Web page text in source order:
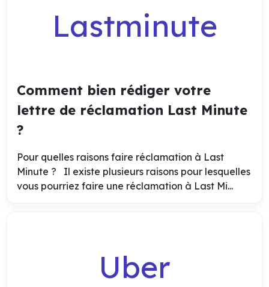
Lastminute
Comment bien rédiger votre
lettre de réclamation Last Minute
?
Pour quelles raisons faire réclamation à Last
Minute ? Il existe plusieurs raisons pour lesquelles
vous pourriez faire une réclamation à Last Mi...
Uber